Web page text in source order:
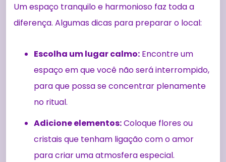
Um espaço tranquilo e harmonioso faz toda a
diferença. Algumas dicas para preparar o local:
Escolha um lugar calmo: Encontre um
espaço em que você não será interrompido,
para que possa se concentrar plenamente
no ritual.
Adicione elementos:Coloque flores ou
cristais que tenham ligação com o amor
para criar uma atmosfera especial.